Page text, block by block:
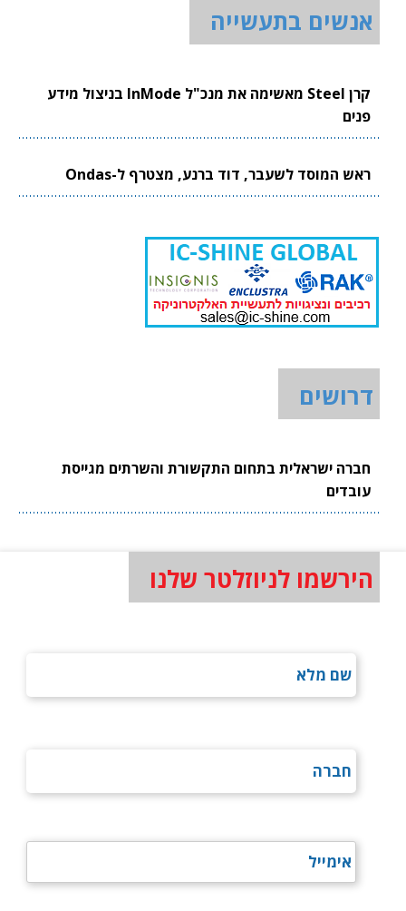
אנשים בתעשייה
קרן Steel מאשימה את מנכ"ל InMode בניצול מידע
פנים
ראש המוסד לשעבר, דוד ברנע, מצטרף ל-Ondas
דרושים
חברה ישראלית בתחום התקשורת והשרתים מגייסת
עובדים
הירשמו לניוזלטר שלנו